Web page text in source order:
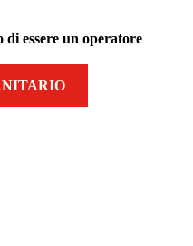
di essere un operatore